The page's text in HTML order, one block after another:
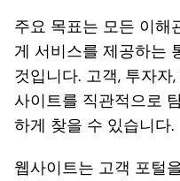
주요 목표는 모든 이해
게 서비스를 제공하는
것입니다. 고객, 투자자
사이트를 직관적으로
하게 찾을 수 있습니다.
웹사이트는 고객 포털